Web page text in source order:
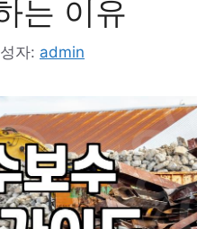
는 이유
자: admin